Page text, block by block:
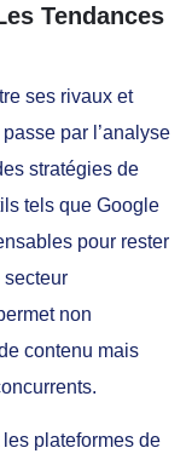
Tendances
ses rivaux et
par l’analyse
stratégies de
tels que Google
pour rester
secteur
non
contenu mais
plateformes de